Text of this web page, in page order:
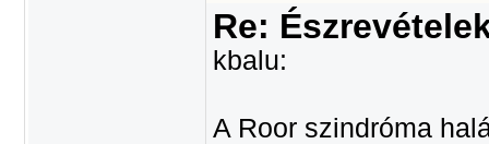
Re:
kbalu:
A Roor szindróma